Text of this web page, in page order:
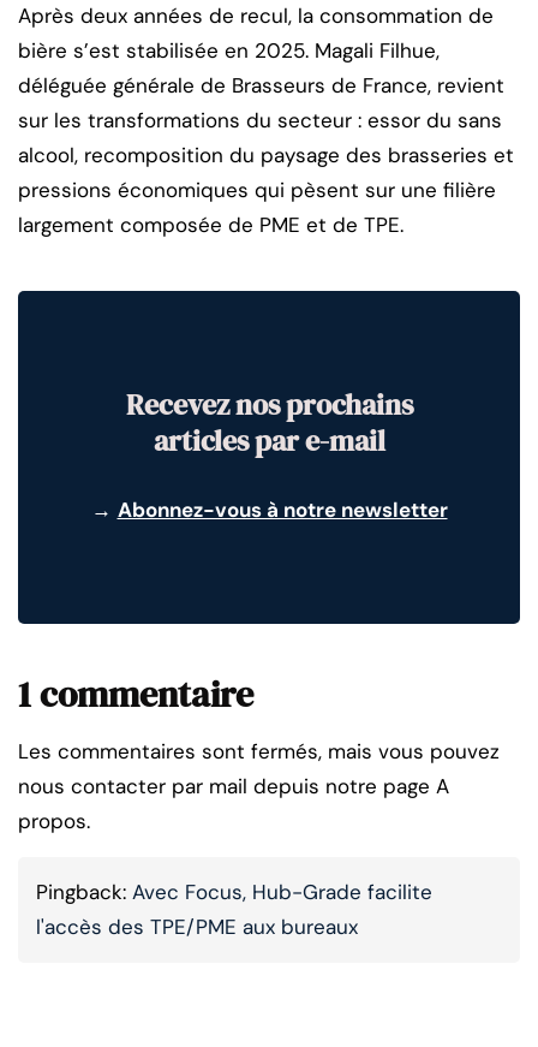
Après deux années de recul, la consommation de
bière s’est stabilisée en 2025. Magali Filhue,
déléguée générale de Brasseurs de France, revient
sur les transformations du secteur : essor du sans
alcool, recomposition du paysage des brasseries et
pressions économiques qui pèsent sur une filière
largement composée de PME et de TPE.
Recevez nos prochains
articles par e-mail
→ Abonnez-vous à notre newsletter
1 commentaire
Les commentaires sont fermés, mais vous pouvez
nous contacter par mail depuis notre page A
propos.
Pingback: Avec Focus, Hub-Grade facilite
l'accès des TPE/PME aux bureaux